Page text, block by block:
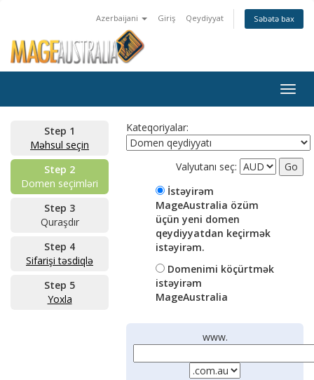
Azerbaijani Giriş Qeydiyyat Səbətə bax
Step 1
Məhsul seçin
Step 2
Domen seçimləri
Step 3
Quraşdır
Step 4
Sifarişi təsdiqlə
Step 5
Yoxla
Kateqoriyalar:
Valyutanı seç:
İstəyirəm
MageAustralia özüm
üçün yeni domen
qeydiyyatdan keçirmək
istəyirəm.
Domenimi köçürtmək
istəyirəm
MageAustralia
www.